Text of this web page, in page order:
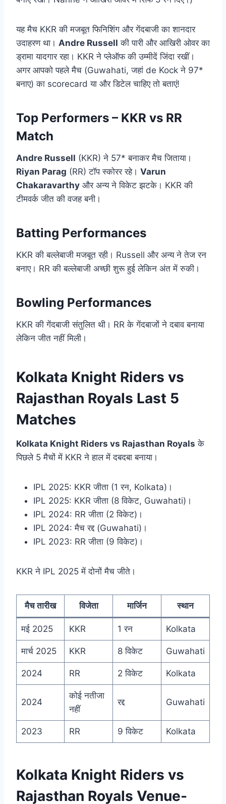
यह मैच KKR की मजबूत फिनिशिंग और गेंदबाजी का शानदार
उदाहरण था। Andre Russell की पारी और आखिरी ओवर का
ड्रामा यादगार रहा। KKR ने प्लेऑफ की उम्मीदें जिंदा रखीं।
अगर आपको पहले मैच (Guwahati, जहां de Kock ने 97*
बनाए) का scorecard या और डिटेल चाहिए तो बताएं!
Top Performers – KKR vs RR
Match
Andre Russell (KKR) ने 57* बनाकर मैच जिताया।
Riyan Parag (RR) टॉप स्कोरर रहे। Varun
Chakaravarthy और अन्य ने विकेट झटके। KKR की
टीमवर्क जीत की वजह बनी।
Batting Performances
KKR की बल्लेबाजी मजबूत रही। Russell और अन्य ने तेज रन
बनाए। RR की बल्लेबाजी अच्छी शुरू हुई लेकिन अंत में रुकी।
Bowling Performances
KKR की गेंदबाजी संतुलित थी। RR के गेंदबाजों ने दबाव बनाया
लेकिन जीत नहीं मिली।
Kolkata Knight Riders vs
Rajasthan Royals Last 5
Matches
Kolkata Knight Riders vs Rajasthan Royals के
पिछले 5 मैचों में KKR ने हाल में दबदबा बनाया।
IPL 2025: KKR जीता (1 रन, Kolkata)।
IPL 2025: KKR जीता (8 विकेट, Guwahati)।
IPL 2024: RR जीता (2 विकेट)।
IPL 2024: मैच रद्द (Guwahati)।
IPL 2023: RR जीता (9 विकेट)।
KKR ने IPL 2025 में दोनों मैच जीते।
मैच तारीख विजेता मार्जिन स्थान
मई 2025 KKR 1 रन Kolkata
मार्च 2025 KKR 8 विकेट Guwahati
2024 RR 2 विकेट Kolkata
2024
कोई नतीजा
नहीं
रद्द Guwahati
2023 RR 9 विकेट Kolkata
Kolkata Knight Riders vs
Rajasthan Royals Venue-